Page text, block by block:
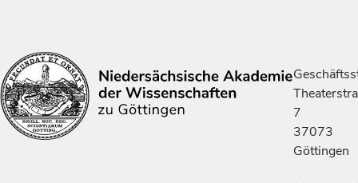
7
37073
Göttingen